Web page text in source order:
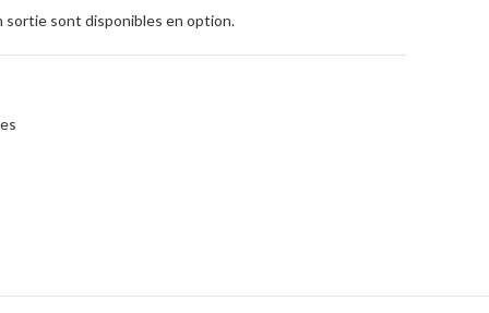
sortie sont disponibles en option.